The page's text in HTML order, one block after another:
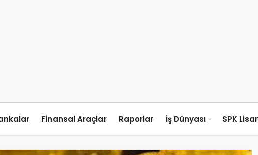
Finansal Araçlar Raporlar İş Dünyası SPK